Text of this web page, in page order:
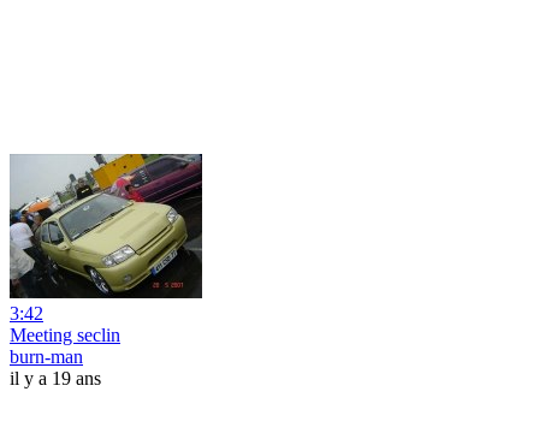
3:42
Meeting seclin
burn-man
il y a 19 ans